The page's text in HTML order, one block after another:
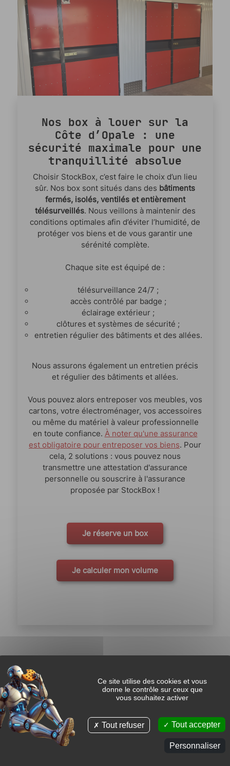
Ce site utilise des cookies et vous
donne le contrôle sur ceux que
vous souhaitez activer
Tout accepter
Tout refuser
Personnaliser
Nos box à louer sur la
Côte d’Opale : une
sécurité maximale pour une
tranquillité absolue
Choisir StockBox, c’est faire le choix d’un lieu
sûr. Nos box sont situés dans des bâtiments
fermés, isolés, ventilés et entièrement
télésurveillés. Nous veillons à maintenir des
conditions optimales afin d’éviter l’humidité, de
protéger vos biens et de vous garantir une
sérénité complète.
Chaque site est équipé de :
télésurveillance 24/7 ;
accès contrôlé par badge ;
éclairage extérieur ;
clôtures et systèmes de sécurité ;
entretien régulier des bâtiments et des allées.
Nous assurons également un entretien précis
et régulier des bâtiments et allées.
Vous pouvez alors entreposer vos meubles, vos
cartons, votre électroménager, vos accessoires
ou même du matériel à valeur professionnelle
en toute confiance. À noter qu'une assurance
est obligatoire pour entreposer vos biens. Pour
cela, 2 solutions : vous pouvez nous
transmettre une attestation d'assurance
personnelle ou souscrire à l'assurance
proposée par StockBox !
Je réserve un box
Je calculer mon volume